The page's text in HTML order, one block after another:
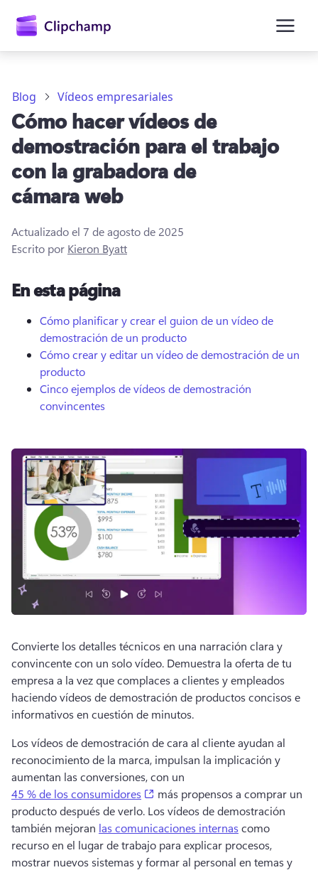
principal
Iniciar sesión
Blog Vídeos empresariales
Cómo hacer vídeos de
demostración para el trabajo
con la grabadora de
cámara web
Actualizado el 7 de agosto de 2025
Escrito por Kieron Byatt
En esta página
Cómo planificar y crear el guion de un vídeo de
demostración de un producto
Cómo crear y editar un vídeo de demostración de un
producto
Cinco ejemplos de vídeos de demostración
convincentes
Convierte los detalles técnicos en una narración clara y
convincente con un solo vídeo. Demuestra la oferta de tu
empresa a la vez que complaces a clientes y empleados
haciendo vídeos de demostración de productos concisos e
informativos en cuestión de minutos.
Los vídeos de demostración de cara al cliente ayudan al
reconocimiento de la marca, impulsan la implicación y
aumentan las conversiones, con un
45 % de los consumidores
(opens in a new tab)
más propensos a comprar un
producto después de verlo. Los vídeos de demostración
también mejoran las comunicaciones internas como
recurso en el lugar de trabajo para explicar procesos,
mostrar nuevos sistemas y formar al personal en temas y